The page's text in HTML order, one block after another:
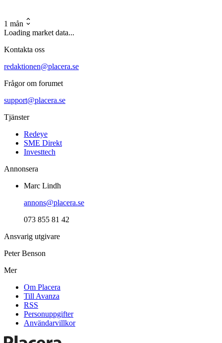
1 mån
Loading market data...
Kontakta oss
redaktionen@placera.se
Frågor om forumet
support@placera.se
Tjänster
Redeye
SME Direkt
Investtech
Annonsera
Marc Lindh
annons@placera.se
073 855 81 42
Ansvarig utgivare
Peter Benson
Mer
Om Placera
Till Avanza
RSS
Personuppgifter
Användarvillkor